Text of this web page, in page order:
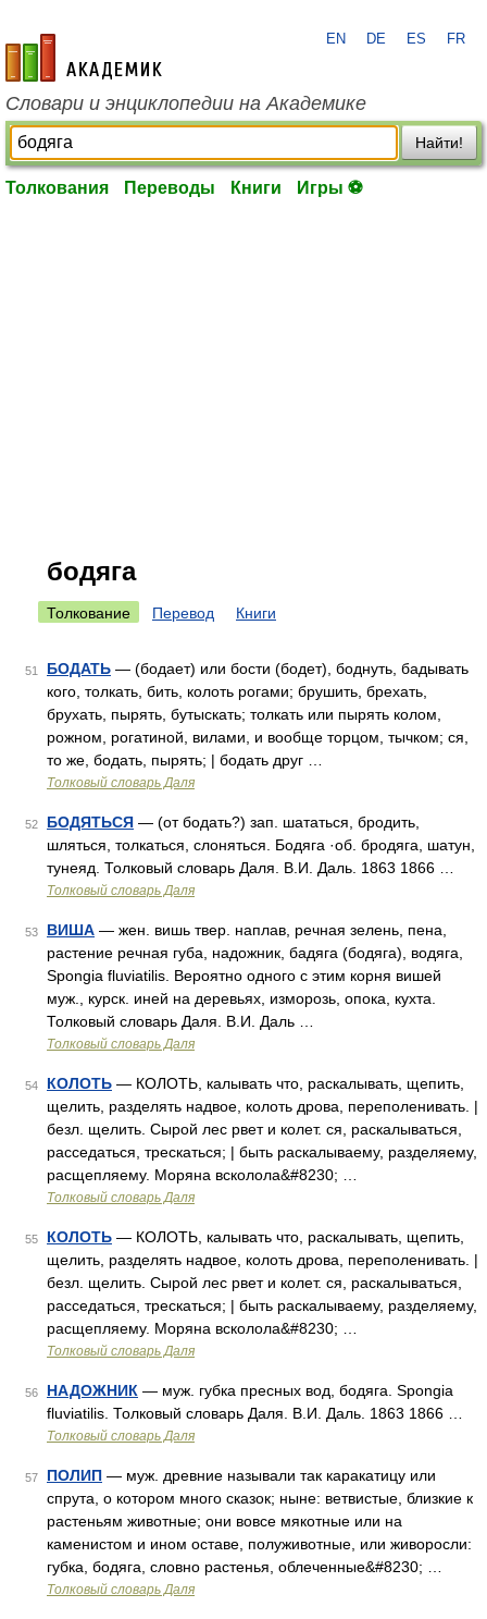
academic.ru
EN DE ES FR
Словари и энциклопедии на Академике
Найти!
Толкования Переводы Книги Игры ⚽
бодяга
Толкование Перевод Книги
51 БОДАТЬ — (бодает) или бости (бодет), боднуть, бадывать
кого, толкать, бить, колоть рогами; брушить, брехать,
брухать, пырять, бутыскать; толкать или пырять колом,
рожном, рогатиной, вилами, и вообще торцом, тычком; ся,
то же, бодать, пырять; | бодать друг …
Толковый словарь Даля
52 БОДЯТЬСЯ — (от бодать?) зап. шататься, бродить,
шляться, толкаться, слоняться. Бодяга ·об. бродяга, шатун,
тунеяд. Толковый словарь Даля. В.И. Даль. 1863 1866 …
Толковый словарь Даля
53 ВИША — жен. вишь твер. наплав, речная зелень, пена,
растение речная губа, надожник, бадяга (бодяга), водяга,
Spongia fluviatilis. Вероятно одного с этим корня вишей
муж., курск. иней на деревьях, изморозь, опока, кухта.
Толковый словарь Даля. В.И. Даль …
Толковый словарь Даля
54 КОЛОТЬ — КОЛОТЬ, калывать что, раскалывать, щепить,
щелить, разделять надвое, колоть дрова, переполенивать. |
безл. щелить. Сырой лес рвет и колет. ся, раскалываться,
расседаться, трескаться; | быть раскалываему, разделяему,
расщепляему. Моряна всколола&#8230; …
Толковый словарь Даля
55 КОЛОТЬ — КОЛОТЬ, калывать что, раскалывать, щепить,
щелить, разделять надвое, колоть дрова, переполенивать. |
безл. щелить. Сырой лес рвет и колет. ся, раскалываться,
расседаться, трескаться; | быть раскалываему, разделяему,
расщепляему. Моряна всколола&#8230; …
Толковый словарь Даля
56 НАДОЖНИК — муж. губка пресных вод, бодяга. Spongia
fluviatilis. Толковый словарь Даля. В.И. Даль. 1863 1866 …
Толковый словарь Даля
57 ПОЛИП — муж. древние называли так каракатицу или
спрута, о котором много сказок; ныне: ветвистые, близкие к
растеньям животные; они вовсе мякотные или на
каменистом и ином оставе, полуживотные, или живоросли:
губка, бодяга, словно растенья, облеченные&#8230; …
Толковый словарь Даля